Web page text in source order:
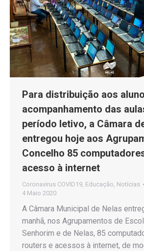
Para distribuição aos
acompanhamento das
período letivo, a Câmara
entregou hoje aos
Concelho 85
acesso à internet
Coronavirus COVID19 Educação Notícias
4 Maio 2020
A Câmara Municipal de Nelas
manhã, nos Agrupamentos de
Senhorim e de Nelas, 85
routers e acessos à internet, de